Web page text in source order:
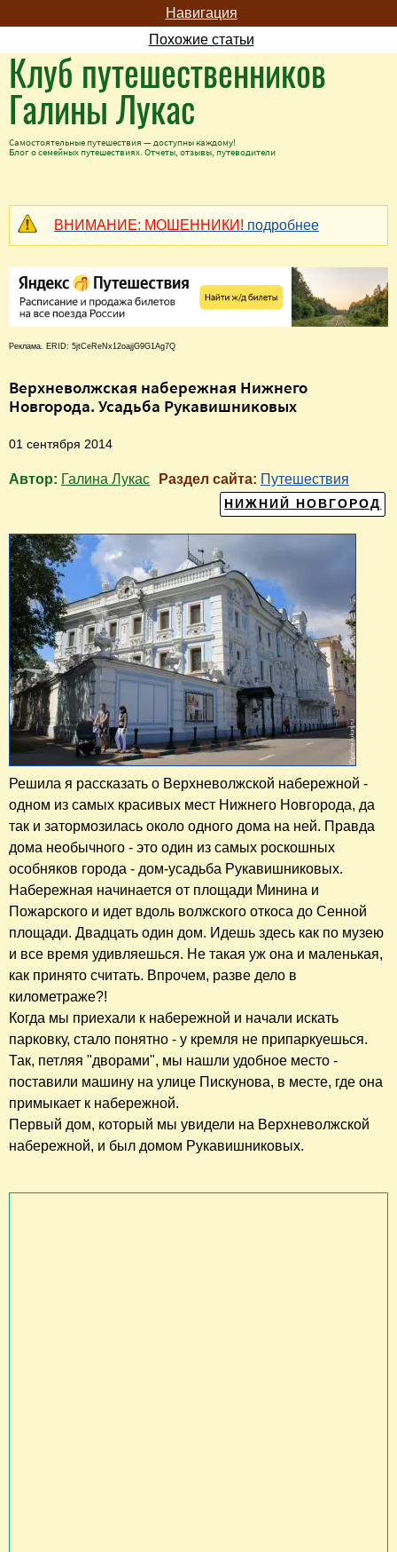
Навигация
Похожие статьи
Клуб путешественников
Галины Лукас
Самостоятельные путешествия — доступны каждому!
Блог о семейных путешествиях. Отчеты, отзывы, путеводители
ВНИМАНИЕ: МОШЕННИКИ! подробнее
Реклама. ERID: 5jtCeReNx12oajjG9G1Ag7Q
Верхневолжская набережная Нижнего
Новгорода. Усадьба Рукавишниковых
01 сентября 2014
Автор: Галина Лукас Раздел сайта: Путешествия
НИЖНИЙ НОВГОРОД
Решила я рассказать о Верхневолжской набережной -
одном из самых красивых мест Нижнего Новгорода, да
так и затормозилась около одного дома на ней. Правда
дома необычного - это один из самых роскошных
особняков города - дом-усадьба Рукавишниковых.
Набережная начинается от площади Минина и
Пожарского и идет вдоль волжского откоса до Сенной
площади. Двадцать один дом. Идешь здесь как по музею
и все время удивляешься. Не такая уж она и маленькая,
как принято считать. Впрочем, разве дело в
километраже?!
Когда мы приехали к набережной и начали искать
парковку, стало понятно - у кремля не припаркуешься.
Так, петляя "дворами", мы нашли удобное место -
поставили машину на улице Пискунова, в месте, где она
примыкает к набережной.
Первый дом, который мы увидели на Верхневолжской
набережной, и был домом Рукавишниковых.